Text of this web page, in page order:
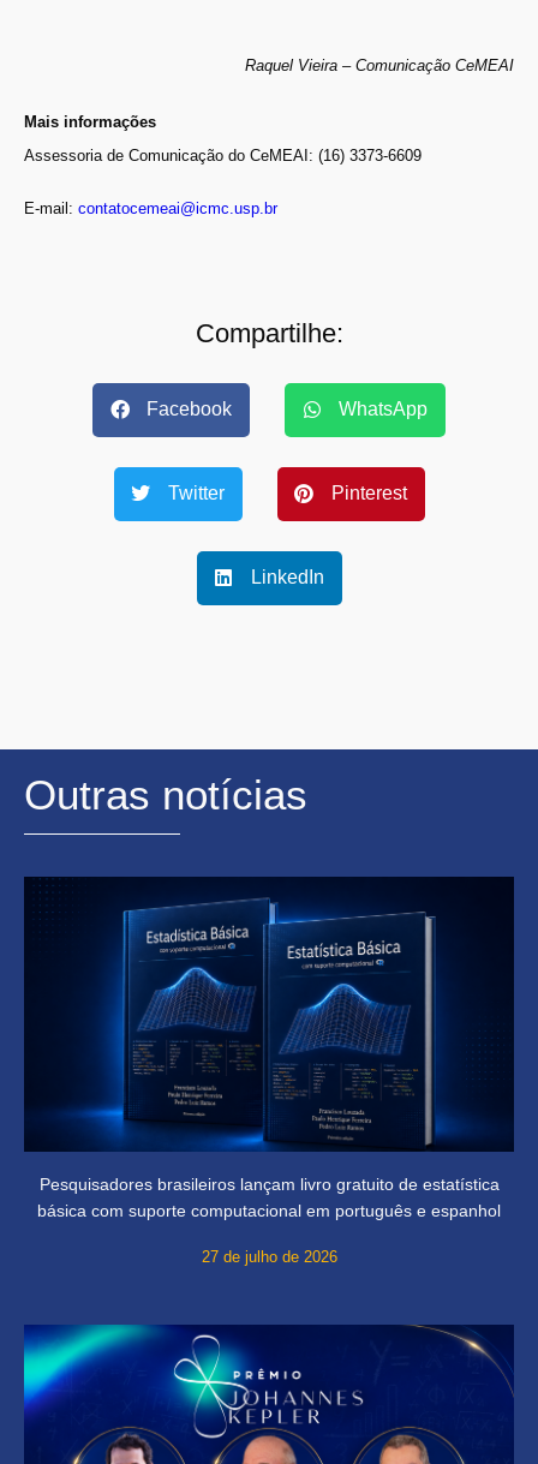
Raquel Vieira – Comunicação CeMEAI
Mais informações
Assessoria de Comunicação do CeMEAI: (16) 3373-6609
E-mail: contatocemeai@icmc.usp.br
Compartilhe:
Facebook WhatsApp
Twitter Pinterest
LinkedIn
Outras notícias
Pesquisadores brasileiros lançam livro gratuito de estatística
básica com suporte computacional em português e espanhol
27 de julho de 2026